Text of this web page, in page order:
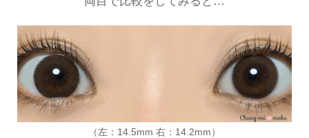
（左：14.5mm 右：14.2mm）